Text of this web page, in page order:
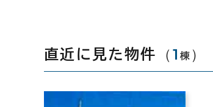
直近に見た物件 （1 棟 ）